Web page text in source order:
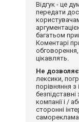
Відгук - це
передати
багатьом
Коментарі
цікавлять.
Не
лексики,
порівняння
компанії і /
сторонні